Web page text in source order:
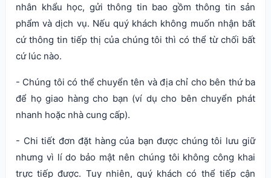
nhân khẩu học, gửi thông tin bao gồm thông tin sản
phẩm và dịch vụ. Nếu quý khách không muốn nhận bất
cứ thông tin tiếp thị của chúng tôi thì có thể từ chối bất
cứ lúc nào.
- Chúng tôi có thể chuyển tên và địa chỉ cho bên thứ ba
để họ giao hàng cho bạn (ví dụ cho bên chuyển phát
nhanh hoặc nhà cung cấp).
- Chi tiết đơn đặt hàng của bạn được chúng tôi lưu giữ
nhưng vì lí do bảo mật nên chúng tôi không công khai
trực tiếp được. Tuy nhiên, quý khách có thể tiếp cận